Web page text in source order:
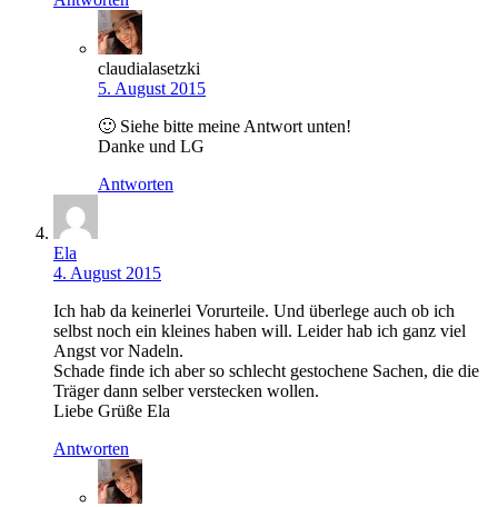
claudialasetzki
5. August 2015
🙂 Siehe bitte meine Antwort unten!
Danke und LG
Antworten
Ela
4. August 2015
Ich hab da keinerlei Vorurteile. Und überlege auch ob ich
selbst noch ein kleines haben will. Leider hab ich ganz viel
Angst vor Nadeln.
Schade finde ich aber so schlecht gestochene Sachen, die die
Träger dann selber verstecken wollen.
Liebe Grüße Ela
Antworten